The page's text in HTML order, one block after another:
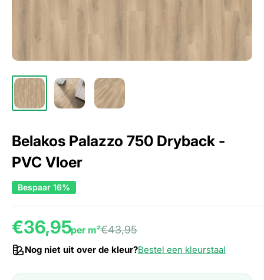
Belakos Palazzo 750 Dryback -
PVC Vloer
Bespaar 16%
€36,95per m²€43,95
Nog niet uit over de kleur?Bestel een kleurstaal